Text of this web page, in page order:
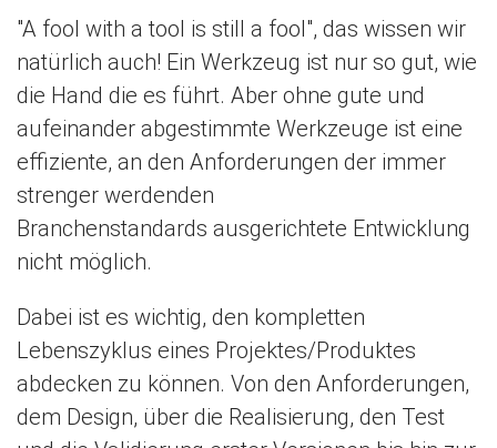
"A fool with a tool is still a fool", das wissen wir
natürlich auch! Ein Werkzeug ist nur so gut, wie
die Hand die es führt. Aber ohne gute und
aufeinander abgestimmte Werkzeuge ist eine
effiziente, an den Anforderungen der immer
strenger werdenden
Branchenstandards ausgerichtete Entwicklung
nicht möglich.
Dabei ist es wichtig, den kompletten
Lebenszyklus eines Projektes/Produktes
abdecken zu können. Von den Anforderungen,
dem Design, über die Realisierung, den Test